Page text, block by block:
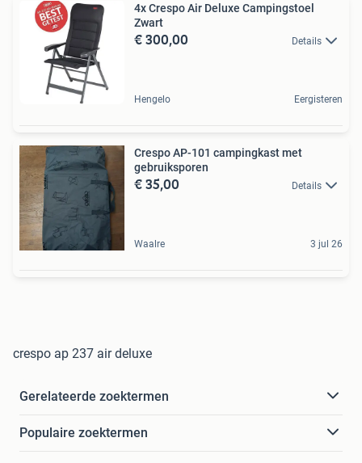
4x Crespo Air Deluxe Campingstoel
Zwart
€ 300,00 Details
Hengelo Eergisteren
Crespo AP-101 campingkast met
gebruiksporen
€ 35,00 Details
Waalre 3 jul 26
crespo ap 237 air deluxe
Gerelateerde zoektermen
Populaire zoektermen